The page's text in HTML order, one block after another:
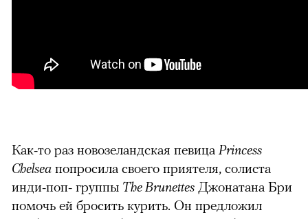
Как-то раз новозеландская певица Princess
Chelsea попросила своего приятеля, солиста
инди-поп- группы The Brunettes Джонатана Бри
помочь ей бросить курить. Он предложил